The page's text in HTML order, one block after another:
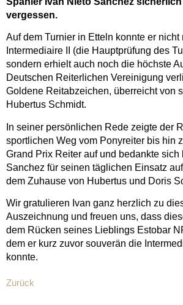
vergessen.
Auf dem Turnier in Etteln konnte er nicht
Intermediaire II (die Hauptprüfung des
sondern erhielt auch noch die höchste
Deutschen Reiterlichen Vereinigung
Goldene Reitabzeichen, überreicht von
Hubertus Schmidt.
In seiner persönlichen Rede zeigte der
sportlichen Weg vom Ponyreiter bis hin
Grand Prix Reiter auf und bedankte sich
Sanchez für seinen täglichen Einsatz
dem Zuhause von Hubertus und Doris
Wir gratulieren Ivan ganz herzlich zu
Auszeichnung und freuen uns, dass
dem Rücken seines Lieblings Estobar
dem er kurz zuvor souverän die
konnte.
Zurück